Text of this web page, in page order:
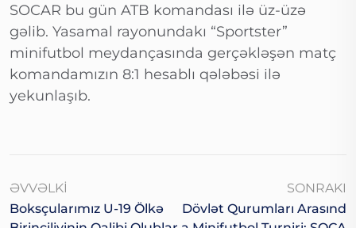
SOCAR bu gün ATB komandası ilə üz-üzə
gəlib. Yasamal rayonundakı “Sportster”
minifutbol meydançasında gerçəkləşən matç
komandamızın 8:1 hesablı qələbəsi ilə
yekunlaşıb.
ƏVVƏLKI
Boksçularımız U-19 Ölkə
SONRAKI
Dövlət Qurumları Arasınd